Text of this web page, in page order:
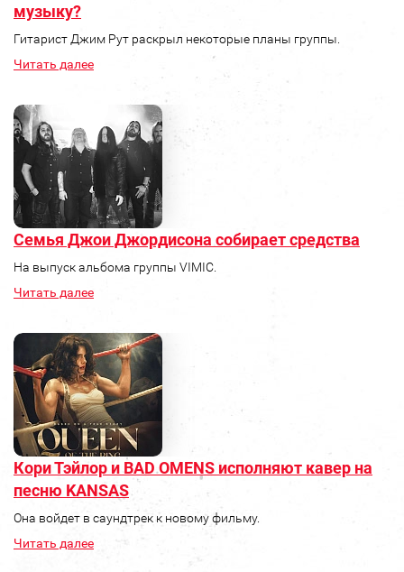
музыку?
Гитарист Джим Рут раскрыл некоторые планы группы.
Читать далее
Семья Джои Джордисона собирает средства
На выпуск альбома группы VIMIC.
Читать далее
Кори Тэйлор и BAD OMENS исполняют кавер на
песню KANSAS
Она войдет в саундтрек к новому фильму.
Читать далее